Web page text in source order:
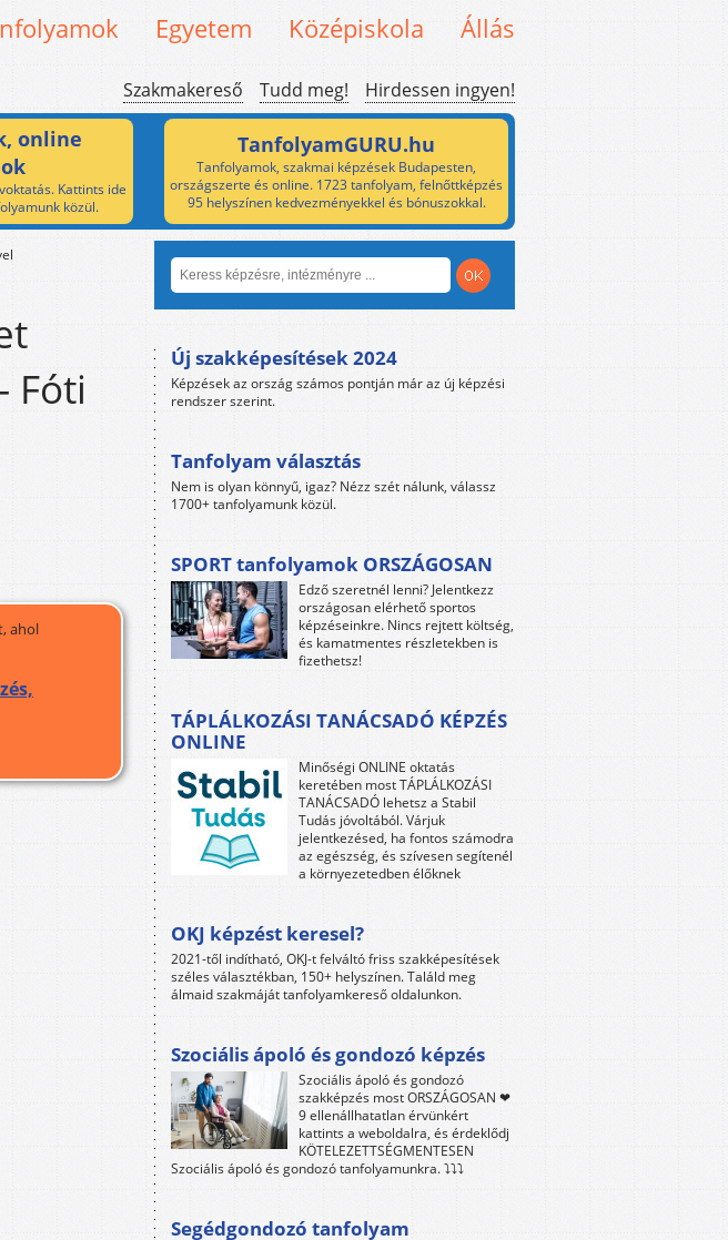
Egyetem Középiskola Állás
Szakmakereső Tudd meg! Hirdessen ingyen!
online
Kattints ide
közül.
TanfolyamGURU.hu
Tanfolyamok, szakmai képzések Budapesten,
országszerte és online. 1723 tanfolyam, felnőttképzés
95 helyszínen kedvezményekkel és bónuszokkal.
Fóti
ahol
Új szakképesítések 2024
Képzések az ország számos pontján már az új képzési
rendszer szerint.
Tanfolyam választás
Nem is olyan könnyű, igaz? Nézz szét nálunk, válassz
1700+ tanfolyamunk közül.
SPORT tanfolyamok ORSZÁGOSAN
Edző szeretnél lenni? Jelentkezz
országosan elérhető sportos
képzéseinkre. Nincs rejtett költség,
és kamatmentes részletekben is
fizethetsz!
TÁPLÁLKOZÁSI TANÁCSADÓ KÉPZÉS
ONLINE
Minőségi ONLINE oktatás
keretében most TÁPLÁLKOZÁSI
TANÁCSADÓ lehetsz a Stabil
Tudás jóvoltából. Várjuk
jelentkezésed, ha fontos számodra
az egészség, és szívesen segítenél
a környezetedben élőknek
OKJ képzést keresel?
2021-től indítható, OKJ-t felváltó friss szakképesítések
széles választékban, 150+ helyszínen. Találd meg
álmaid szakmáját tanfolyamkereső oldalunkon.
Szociális ápoló és gondozó képzés
Szociális ápoló és gondozó
szakképzés most ORSZÁGOSAN ❤
9 ellenállhatatlan érvünkért
kattints a weboldalra, és érdeklődj
KÖTELEZETTSÉGMENTESEN
Szociális ápoló és gondozó tanfolyamunkra. ⤵⤵⤵
Segédgondozó tanfolyam